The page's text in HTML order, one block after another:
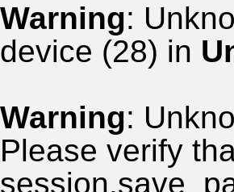
Warning:
device (28) in
Warning:
Please verify